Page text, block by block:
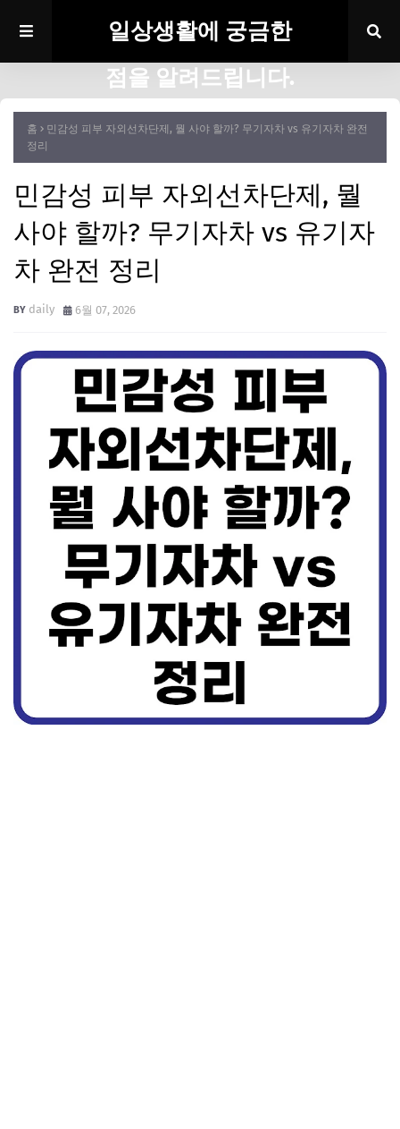
일상생활에 궁금한
점을 알려드립니다.
홈
민감성 피부 자외선차단제, 뭘 사야 할까? 무기자차 vs 유기자차 완전
정리
민감성 피부 자외선차단제, 뭘
사야 할까? 무기자차 vs 유기자
차 완전 정리
daily 6월 07, 2026